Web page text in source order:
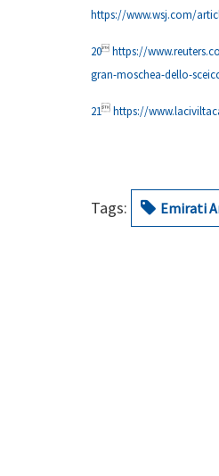
https://www.wsj.com/
20 https://
gran-moschea-dello-
21 https://
Tags: Emirati